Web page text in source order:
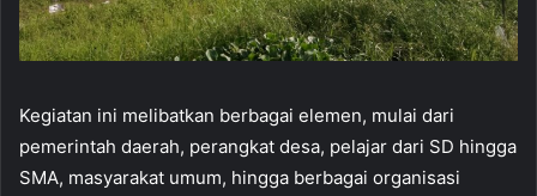
Kegiatan ini melibatkan berbagai elemen, mulai dari
pemerintah daerah, perangkat desa, pelajar dari SD hingga
SMA, masyarakat umum, hingga berbagai organisasi